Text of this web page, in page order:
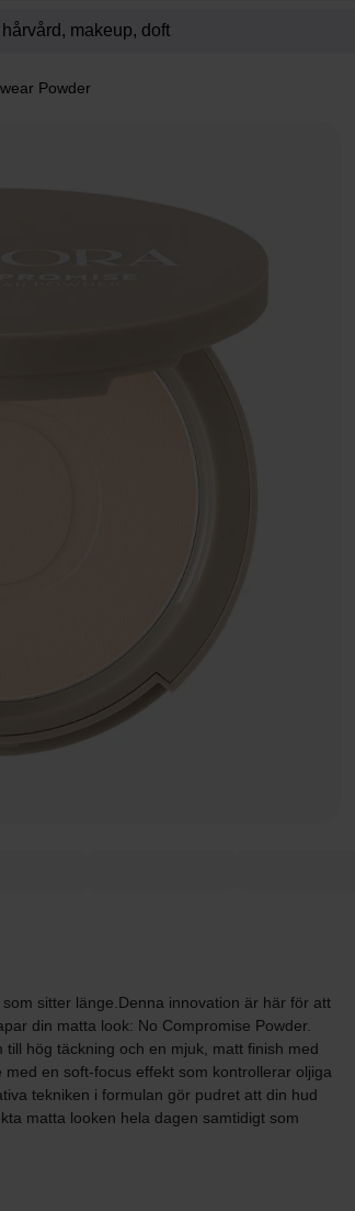
Powder
sitter länge.Denna innovation är här för att
din matta look: No Compromise Powder.
hög täckning och en mjuk, matt finish med
en soft-focus effekt som kontrollerar oljiga
tekniken i formulan gör pudret att din hud
matta looken hela dagen samtidigt som